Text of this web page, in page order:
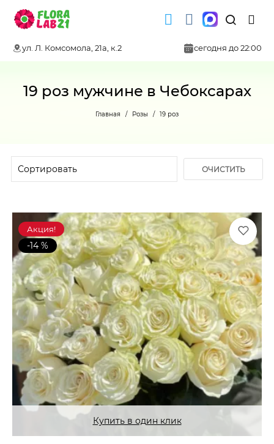
ул. Л. Комсомола, 21а, к.2 сегодня до 22:00
19 роз мужчине в Чебоксарах
Главная Розы 19 роз
ОЧИСТИТЬ
Акция!
-14 %
Купить в один клик